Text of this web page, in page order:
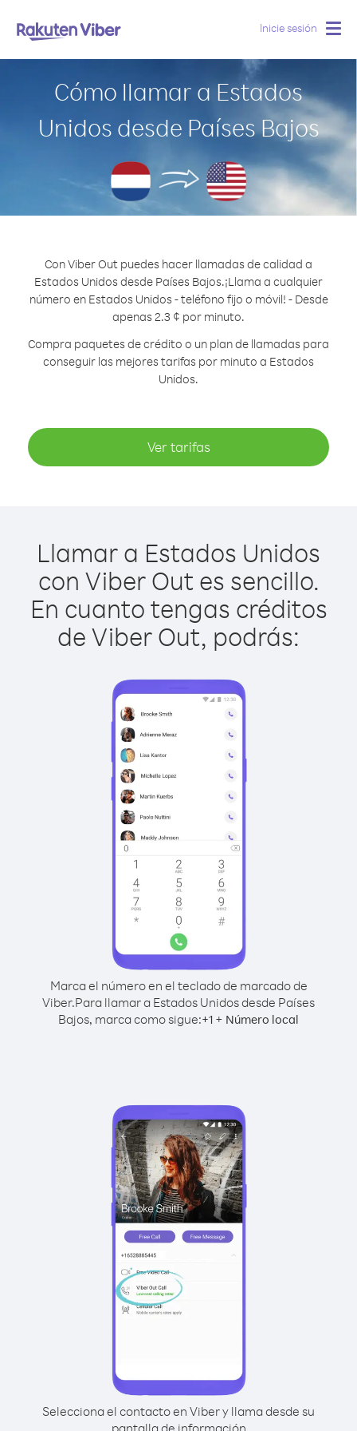
Inicie sesión
Cómo llamar a Estados
Unidos desde Países Bajos
Con Viber Out puedes hacer llamadas de calidad a
Estados Unidos desde Países Bajos.¡Llama a cualquier
número en Estados Unidos - teléfono fijo o móvil! - Desde
apenas 2.3 ¢ por minuto.
Compra paquetes de crédito o un plan de llamadas para
conseguir las mejores tarifas por minuto a Estados
Unidos.
Ver tarifas
Llamar a Estados Unidos
con Viber Out es sencillo.
En cuanto tengas créditos
de Viber Out, podrás:
Marca el número en el teclado de marcado de
Viber.Para llamar a Estados Unidos desde Países
Bajos, marca como sigue:+1 + Número local
Selecciona el contacto en Viber y llama desde su
pantalla de información